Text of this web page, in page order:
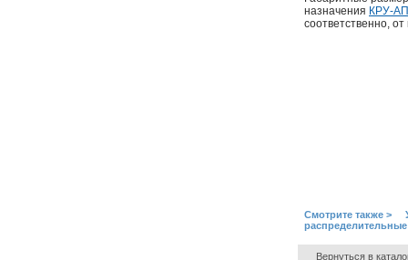
назначения КРУ-
соответственно,
Смотрите также >
Вернуться в